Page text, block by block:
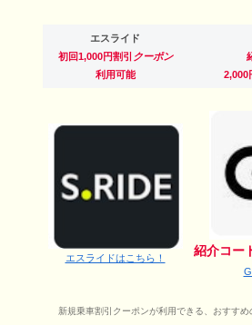
エスライド
初回1,000円割引 クーポン
利用可能
2,000
エスライドはこちら！
紹介コー
新規乗車割引クーポンが利用できる、おすすめ